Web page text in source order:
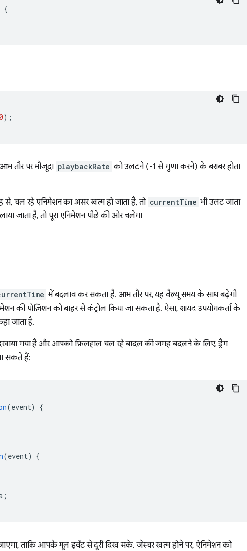
{
);
तौर पर मौजूदा playbackRate को उलटने (-1 से गुणा करने) के बराबर होता
चल रहे एनिमेशन का असर खत्म हो जाता है, तो currentTime भी उलट जाता
जाता है, तो पूरा एनिमेशन पीछे की ओर चलेगा
में बदलाव कर सकता है. आम तौर पर, यह वैल्यू समय के साथ बढ़ेगी
की पोज़िशन को बाहर से कंट्रोल किया जा सकता है. ऐसा, शायद उपयोगकर्ता के
जाता है.
गया है और आपको फ़िलहाल चल रहे बादल की जगह बदलने के लिए, ड्रैग
सकते हैं:
(event)
{
(event)
{
;
ताकि आपके मूल इवेंट से दूरी दिख सके. जेस्चर खत्म होने पर, ऐनिमेशन को